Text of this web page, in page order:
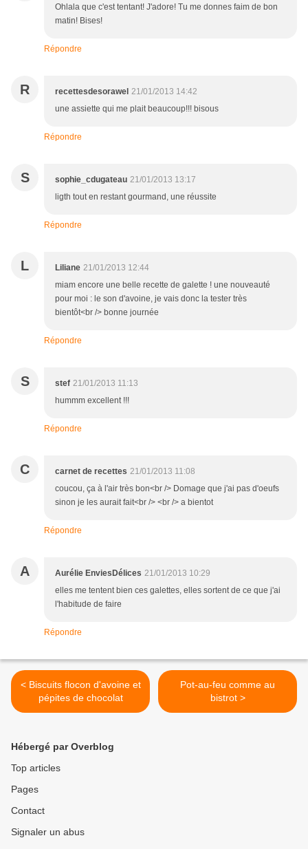
Ohlala que c'est tentant! J'adore! Tu me donnes faim de bon
matin! Bises!
Répondre
R recettesdesorawel 21/01/2013 14:42
une assiette qui me plait beaucoup!!! bisous
Répondre
S sophie_cdugateau 21/01/2013 13:17
ligth tout en restant gourmand, une réussite
Répondre
L Liliane 21/01/2013 12:44
miam encore une belle recette de galette ! une nouveauté
pour moi : le son d'avoine, je vais donc la tester très
bientôt<br /> bonne journée
Répondre
S stef 21/01/2013 11:13
hummm excellent !!!
Répondre
C carnet de recettes 21/01/2013 11:08
coucou, ça à l'air très bon<br /> Domage que j'ai pas d'oeufs
sinon je les aurait fait<br /> <br /> a bientot
Répondre
A Aurélie EnviesDélices 21/01/2013 10:29
elles me tentent bien ces galettes, elles sortent de ce que j'ai
l'habitude de faire
Répondre
< Biscuits flocon d'avoine et
pépites de chocolat
Pot-au-feu comme au
bistrot >
Hébergé par Overblog
Top articles
Pages
Contact
Signaler un abus